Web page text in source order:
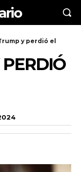
y perdió el